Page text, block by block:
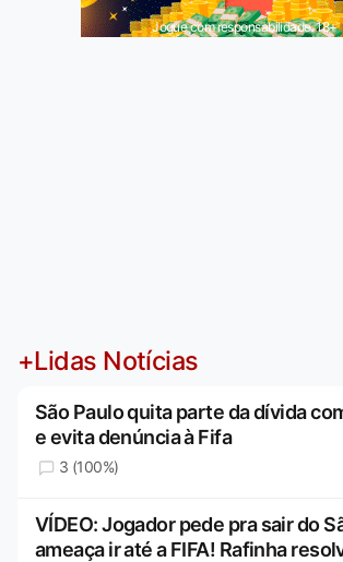
Jogue com responsabilidade. 18+
+Lidas Notícias
São Paulo quita parte da dívida
e evita denúncia à Fifa
3 (100%)
VÍDEO: Jogador pede pra sair do
ameaça ir até a FIFA! Rafinha